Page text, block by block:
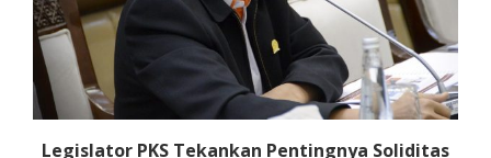
Legislator PKS Tekankan Pentingnya Soliditas